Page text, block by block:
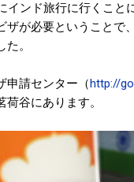
インド旅行に行くこと
ザが必要ということで
。
申請センター（http://
荷谷にあります。